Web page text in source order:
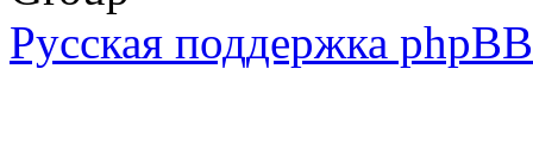
Русская поддержка phpBB